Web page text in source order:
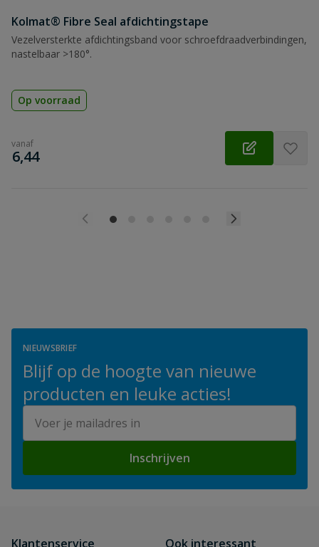
Kolmat® Fibre Seal afdichtingstape
Vezelversterkte afdichtingsband voor schroefdraadverbindingen,
nastelbaar >180°.
Op voorraad
vanaf
€
6,44
NIEUWSBRIEF
Blijf op de hoogte van nieuwe
producten en leuke acties!
Inschrijven
Klantenservice
Ook interessant